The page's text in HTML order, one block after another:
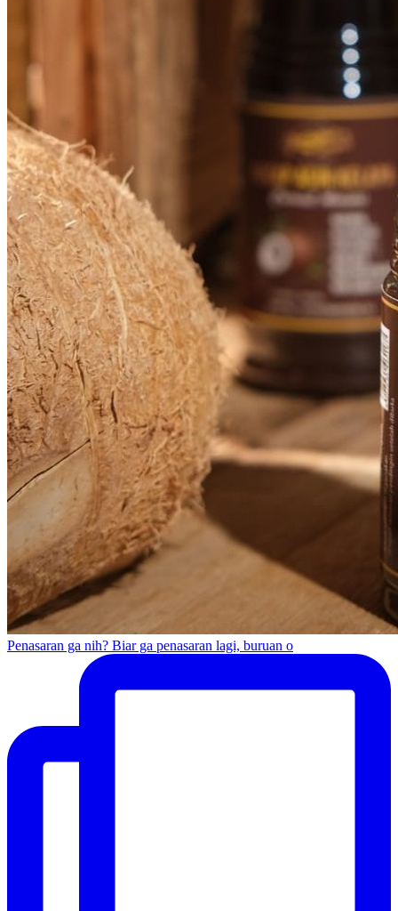
Penasaran ga nih? Biar ga penasaran lagi, buruan o